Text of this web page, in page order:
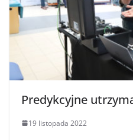
Predykcyjne
19 listopada 2022